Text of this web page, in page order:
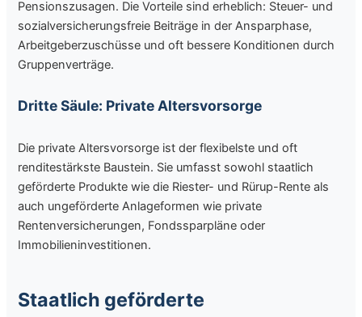
Pensionszusagen. Die Vorteile sind erheblich: Steuer- und
sozialversicherungsfreie Beiträge in der Ansparphase,
Arbeitgeberzuschüsse und oft bessere Konditionen durch
Gruppenverträge.
Dritte Säule: Private Altersvorsorge
Die private Altersvorsorge ist der flexibelste und oft
renditestärkste Baustein. Sie umfasst sowohl staatlich
geförderte Produkte wie die Riester- und Rürup-Rente als
auch ungeförderte Anlageformen wie private
Rentenversicherungen, Fondssparpläne oder
Immobilieninvestitionen.
Staatlich geförderte